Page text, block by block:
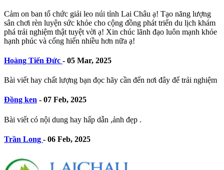
Cảm on ban tổ chức giải leo núi tỉnh Lai Châu ạ! Tạo năng lượng
sân chơi rèn luyện sức khỏe cho cộng đồng phát triển du lịch khám
phá trải nghiệm thật tuyệt vời ạ! Xin chúc lãnh đạo luôn mạnh khỏe
hạnh phúc và cống hiến nhiều hơn nữa ạ!
Hoàng Tiến Đức - 05 Mar, 2025
Bài viết hay chất lượng bạn đọc hãy cần đến nơi đây để trải nghiệm
Đồng ken - 07 Feb, 2025
Bài viết có nội dung hay hấp dẫn ,ảnh đẹp .
Trần Long - 06 Feb, 2025